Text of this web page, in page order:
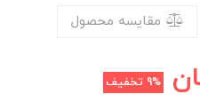
مقایسه محصول
9% تخفیف